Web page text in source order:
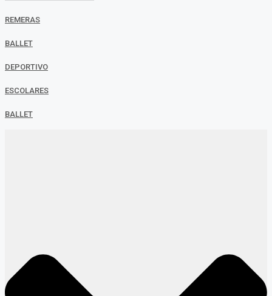
REMERAS
BALLET
DEPORTIVO
ESCOLARES
BALLET